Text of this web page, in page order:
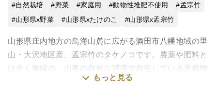
自然栽培 野菜 家庭用 動物性堆肥不使用
孟宗竹
山形県x野菜
山形県xたけのこ 山形県x孟宗竹
山形県庄内地方の鳥海山麓に広がる酒田市八幡地域の里
山・大沢地区産、孟宗竹のタケノコです。農薬や肥料と
は全く無縁の、山奥の自然な環境で自生している天然物
を採って、その日にお送りします。５月中旬までの期間
もっと見る